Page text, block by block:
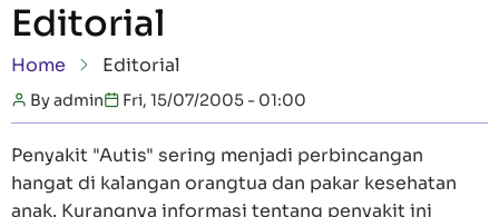
Editorial
Breadcrumb
Home Editorial
Byadmin Fri, 15/07/2005 - 01:00
Penyakit "Autis" sering menjadi perbincangan
hangat di kalangan orangtua dan pakar kesehatan
anak. Kurangnya informasi tentang penyakit ini